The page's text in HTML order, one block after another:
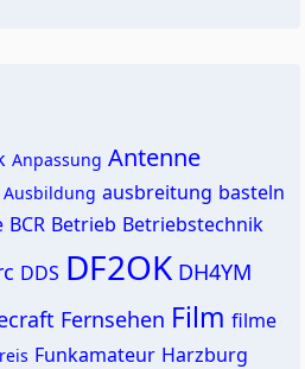
Anpassung Antenne
Ausbildung ausbreitung basteln
BCR Betrieb Betriebstechnik
DDS DF2OK DH4YM
Fernsehen Film filme
Funkamateur Harzburg